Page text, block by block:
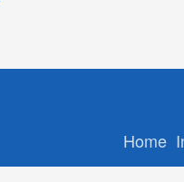
Home